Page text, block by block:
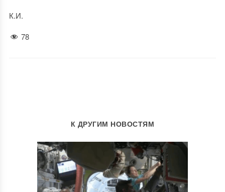
К.И.
78
К ДРУГИМ НОВОСТЯМ